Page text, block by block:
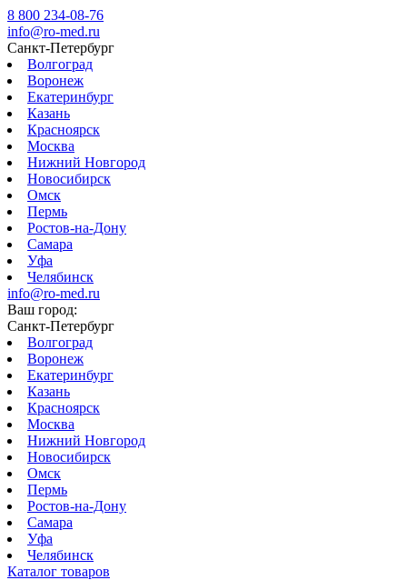
8 800 234-08-76
info@ro-med.ru
Санкт-Петербург
Волгоград
Воронеж
Екатеринбург
Казань
Красноярск
Москва
Нижний Новгород
Новосибирск
Омск
Пермь
Ростов-на-Дону
Самара
Уфа
Челябинск
info@ro-med.ru
Ваш город:
Санкт-Петербург
Волгоград
Воронеж
Екатеринбург
Казань
Красноярск
Москва
Нижний Новгород
Новосибирск
Омск
Пермь
Ростов-на-Дону
Самара
Уфа
Челябинск
Каталог товаров